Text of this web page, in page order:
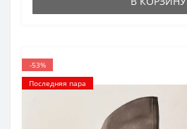
-53%
Последняя пара